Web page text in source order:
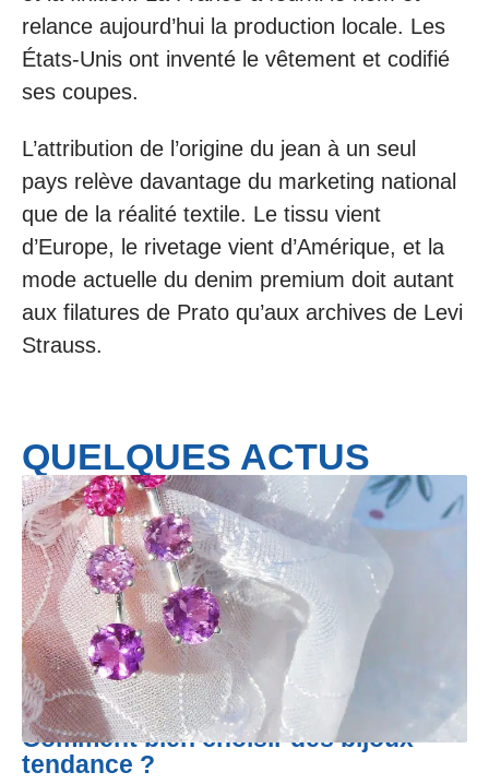
relance aujourd’hui la production locale. Les
États-Unis ont inventé le vêtement et codifié
ses coupes.
L’attribution de l’origine du jean à un seul
pays relève davantage du marketing national
que de la réalité textile. Le tissu vient
d’Europe, le rivetage vient d’Amérique, et la
mode actuelle du denim premium doit autant
aux filatures de Prato qu’aux archives de Levi
Strauss.
QUELQUES ACTUS
Comment bien choisir des bijoux
tendance ?